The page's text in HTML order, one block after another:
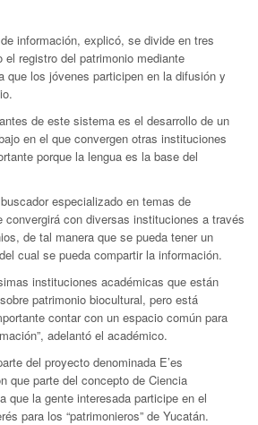
información, explicó, se divide en tres
el registro del patrimonio mediante
que los jóvenes participen en la difusión y
de este sistema es el desarrollo de un
en el que convergen otras instituciones
porque la lengua es la base del
especializado en temas de
convergirá con diversas instituciones a través
de tal manera que se pueda tener un
cual se pueda compartir la información.
instituciones académicas que están
patrimonio biocultural, pero está
contar con un espacio común para
adelantó el académico.
del proyecto denominada E’es
que parte del concepto de Ciencia
que la gente interesada participe en el
para los “patrimonieros” de Yucatán.